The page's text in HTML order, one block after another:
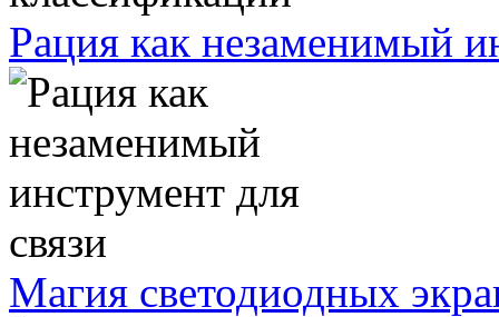
Рация как незаменимый
Магия светодиодных